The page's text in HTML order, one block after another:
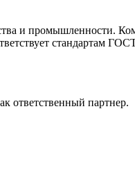
и промышленности.
стандартам
ответственный партнер.